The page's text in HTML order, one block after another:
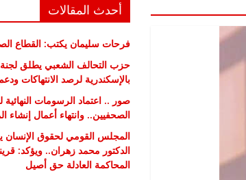
أحدث المقالات
فرحات سليمان يكتب: القطاع
حزب التحالف الشعبي يطلق
بالإسكندرية لرصد الانتهاكات
صور .. اعتماد الرسومات النهائية
الصحفيين.. وانتهاء أعمال إنشاء
المجلس القومي لحقوق الإنسان
الدكتور محمد زهران.. ويؤكد:
المحاكمة العادلة حق أصيل